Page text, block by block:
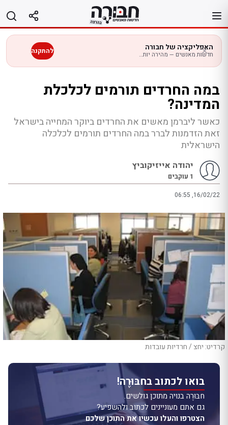
לתוכן
האפליקציה של חבורה
חדשות מאנשים — מהירה יותר בנייד להתקנה
במה החרדים תורמים לכלכלת
המדינה?
כאשר ליברמן מאשים את החרדים ביוקר המחייה בישראל
זאת הזדמנות לברר במה החרדים תורמים לכלכלה
הישראלית
יהודה אייזיקוביץ
1 עוקבים
06:55 ,16/02/22
קרדיט: יחצ / חרדיות עובדות
בואו לכתוב בחבּוּרֶה!
חבּוּרֶה בנויה מתוכן גולשים.
גם אתם מעוניינים לכתוב ולהשפיע?
הצטרפו והעלו עכשיו את התוכן שלכם